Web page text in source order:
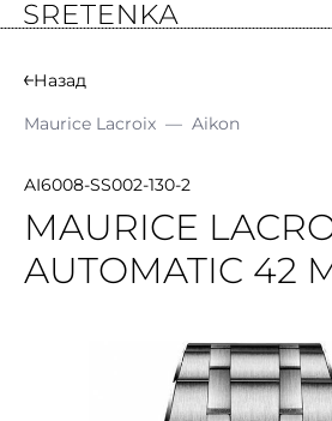
Назад
Maurice Lacroix — Aikon
AI6008-SS002-130-2
MAURICE
AUTOMATIC 42